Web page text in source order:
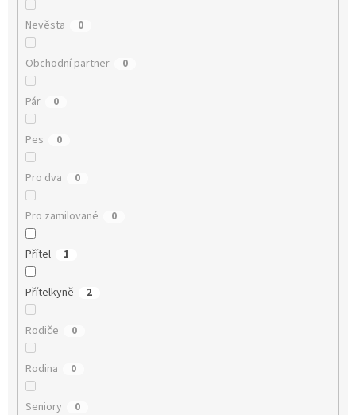
Nevěsta 0
Obchodní partner 0
Pár 0
Pes 0
Pro dva 0
Pro zamilované 0
Přítel 1
Přítelkyně 2
Rodiče 0
Rodina 0
Seniory 0